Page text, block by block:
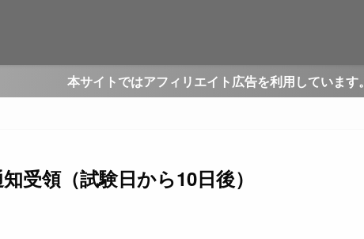
本サイトではアフィリエイト広告を利用しています。
受領（試験日から10日後）